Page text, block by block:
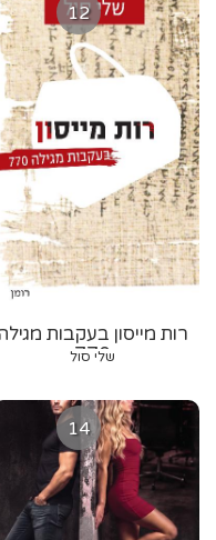
12
רות מייסון בעקבות
770
שלי סול
14